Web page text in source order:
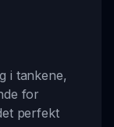
i tankene,
for
perfekt